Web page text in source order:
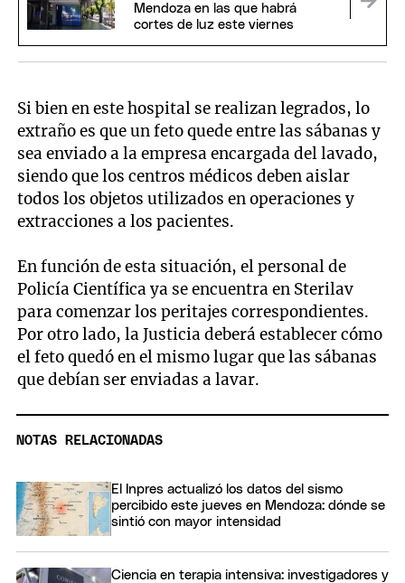
Mendoza en las que habrá
cortes de luz este viernes
Si bien en este hospital se realizan legrados, lo
extraño es que un feto quede entre las sábanas y
sea enviado a la empresa encargada del lavado,
siendo que los centros médicos deben aislar
todos los objetos utilizados en operaciones y
extracciones a los pacientes.
En función de esta situación, el personal de
Policía Científica ya se encuentra en Sterilav
para comenzar los peritajes correspondientes.
Por otro lado, la Justicia deberá establecer cómo
el feto quedó en el mismo lugar que las sábanas
que debían ser enviadas a lavar.
NOTAS RELACIONADAS
El Inpres actualizó los datos del sismo
percibido este jueves en Mendoza: dónde se
sintió con mayor intensidad
Ciencia en terapia intensiva: investigadores y